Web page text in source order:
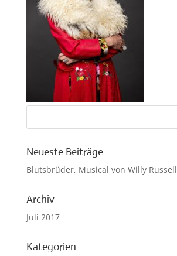
Neueste Beiträge
Blutsbrüder, Musical von Willy Russell
Archiv
Juli 2017
Kategorien